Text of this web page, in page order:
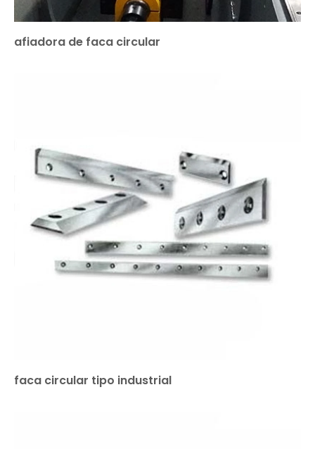
afiadora de faca circular
faca circular tipo industrial